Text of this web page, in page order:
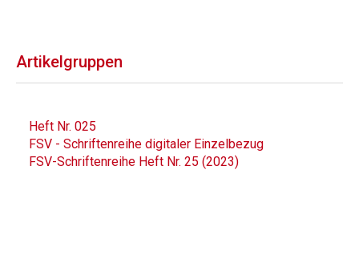
Artikelgruppen
Heft Nr. 025
FSV - Schriftenreihe digitaler Einzelbezug
FSV-Schriftenreihe Heft Nr. 25 (2023)